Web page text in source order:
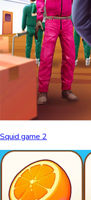
Squid game 2